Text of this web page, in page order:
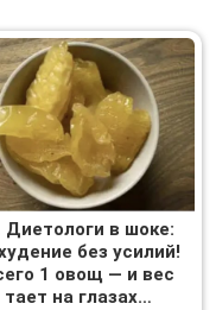
Диетологи в шоке:
без усилий!
1 овощ — и вес
тает на глазах…